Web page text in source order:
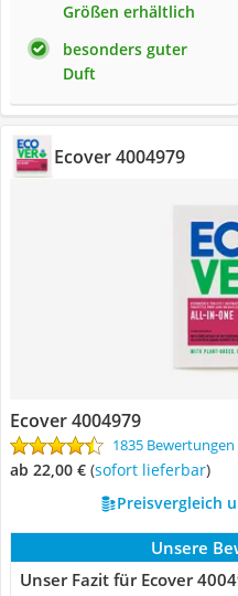
Größen erhältlich
besonders guter
Duft
Ecover 4004979
Ecover 4004979
1835 Bewertungen
ab 22,00 € ( Sofort lieferbar)
Preisvergleich
Unsere
Unser Fazit für Ecover